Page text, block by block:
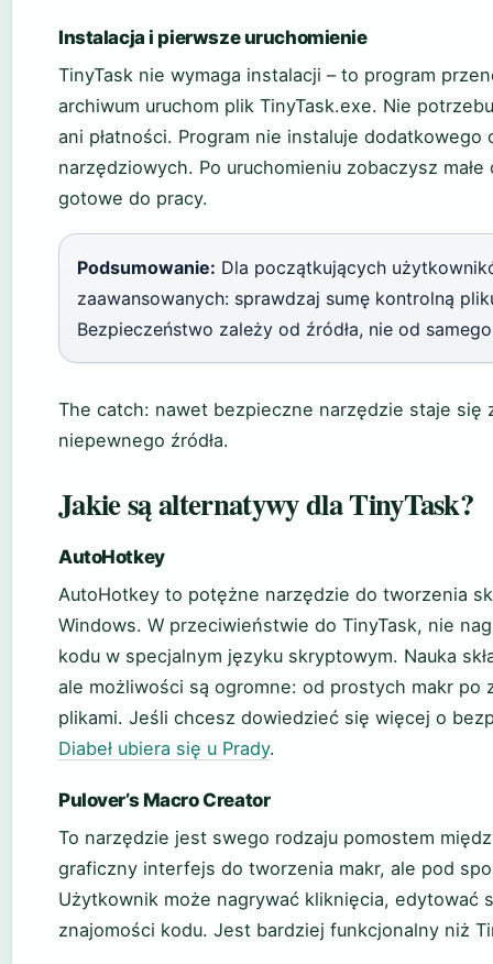
Instalacja i pierwsze uruchomienie
TinyTask nie wymaga instalacji – to program
archiwum uruchom plik TinyTask.exe. Nie
ani płatności. Program nie instaluje dodatkowego
narzędziowych. Po uruchomieniu zobaczysz
gotowe do pracy.
Podsumowanie: Dla początkujących
zaawansowanych: sprawdzaj sumę kontrolną
Bezpieczeństwo zależy od źródła, nie od
The catch: nawet bezpieczne narzędzie staje się
niepewnego źródła.
Jakie są alternatywy dla TinyTask?
AutoHotkey
AutoHotkey to potężne narzędzie do tworzenia
Windows. W przeciwieństwie do TinyTask, nie
kodu w specjalnym języku skryptowym. Nauka
ale możliwości są ogromne: od prostych makr po
plikami. Jeśli chcesz dowiedzieć się więcej o
Diabeł ubiera się u Prady.
Pulover’s Macro Creator
To narzędzie jest swego rodzaju pomostem
graficzny interfejs do tworzenia makr, ale pod
Użytkownik może nagrywać kliknięcia, edytować
znajomości kodu. Jest bardziej funkcjonalny niż